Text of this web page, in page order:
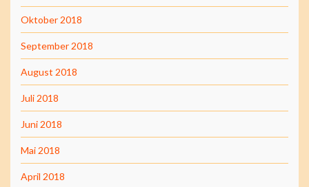
Oktober 2018
September 2018
August 2018
Juli 2018
Juni 2018
Mai 2018
April 2018